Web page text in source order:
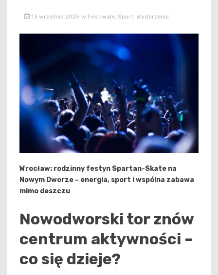
13 września 2025 w Festiwale, Sport, Wydarzenia
Wrocław: rodzinny festyn Spartan-Skate na
Nowym Dworze – energia, sport i wspólna zabawa
mimo deszczu
Nowodworski tor znów
centrum aktywności –
co się dzieje?